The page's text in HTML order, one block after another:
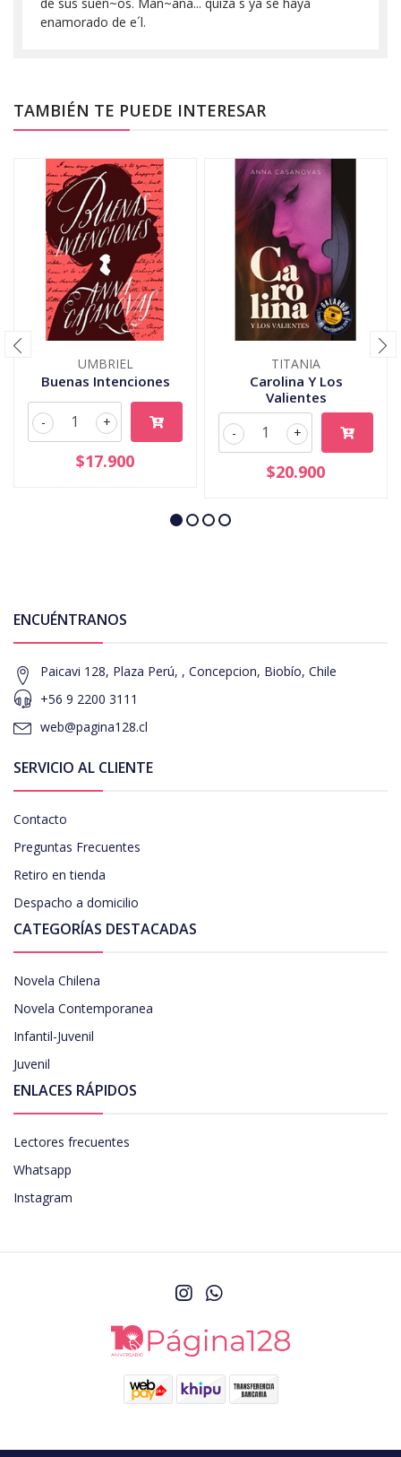
enamorado de e´l.
TAMBIÉN TE PUEDE INTERESAR
UMBRIEL
Buenas Intenciones
+
-
$17.900
TITANIA
Carolina Y Los
Valientes
+
-
$20.900
ENCUÉNTRANOS
Paicavi 128, Plaza Perú, , Concepcion, Biobío, Chile
+56 9 2200 3111
web@pagina128.cl
SERVICIO AL CLIENTE
Contacto
Preguntas Frecuentes
Retiro en tienda
Despacho a domicilio
CATEGORÍAS DESTACADAS
Novela Chilena
Novela Contemporanea
Infantil-Juvenil
Juvenil
ENLACES RÁPIDOS
Lectores frecuentes
Whatsapp
Instagram